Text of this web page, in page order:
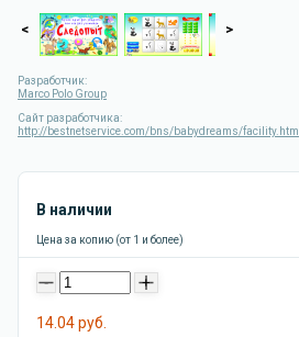
< >
Разработчик:
Marco Polo Group
Сайт разработчика:
http://bestnetservice.com/bns/babydreams/facility.htm
В наличии
Цена за копию (от 1 и более)
- +
14.04 руб.